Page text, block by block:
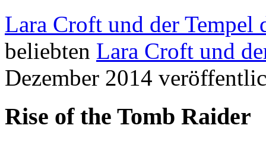
Lara Croft und der Tempel
beliebten Lara Croft und
Dezember 2014
Rise of the Tomb Raider